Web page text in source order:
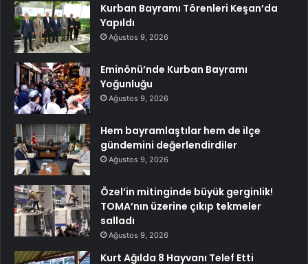
Kurban Bayramı Törenleri Keşan’da
Yapıldı
Ağustos 9, 2026
Eminönü’nde Kurban Bayramı
Yoğunluğu
Ağustos 9, 2026
Hem bayramlaştılar hem de ilçe
gündemini değerlendirdiler
Ağustos 9, 2026
Özel’in mitinginde büyük gerginlik!
TOMA’nın üzerine çıkıp tekmeler
salladı
Ağustos 9, 2026
Kurt Ağılda 8 Hayvanı Telef Etti